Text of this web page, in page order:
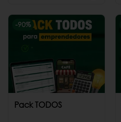
-90%
Pack TODOS